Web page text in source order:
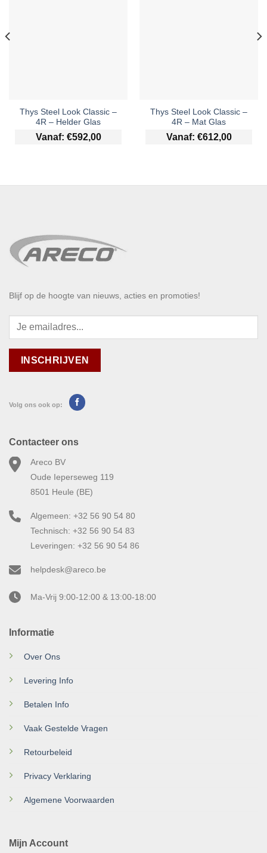
Thys Steel Look Classic –
4R – Helder Glas
Vanaf: €592,00
Thys Steel Look Classic –
4R – Mat Glas
Vanaf: €612,00
Blijf op de hoogte van nieuws, acties en promoties!
Volg ons ook op:
Informatie
Over Ons
Levering Info
Betalen Info
Vaak Gestelde Vragen
Retourbeleid
Privacy Verklaring
Algemene Voorwaarden
Mijn Account
Contacteer ons
Areco BV
Oude Ieperseweg 119
8501 Heule (BE)
Algemeen: +32 56 90 54 80
Technisch: +32 56 90 54 83
Leveringen: +32 56 90 54 86
helpdesk@areco.be
Ma-Vrij 9:00-12:00 & 13:00-18:00